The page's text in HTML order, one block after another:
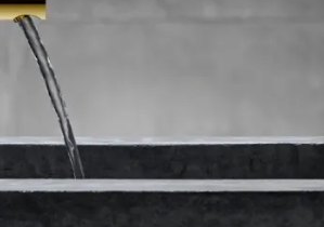
біде,
287.
Під замовлення
13 137.60
7 882.